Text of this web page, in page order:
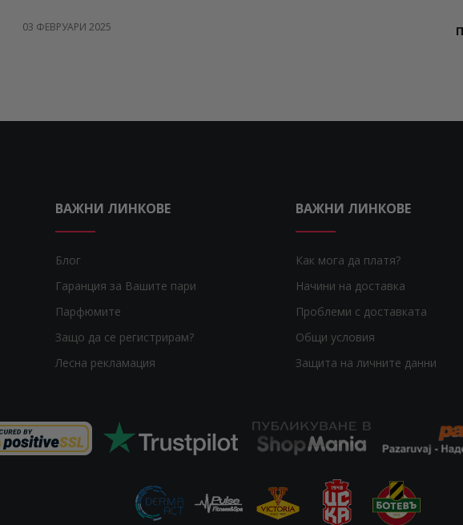
03 ФЕВРУАРИ 2025
ВАЖНИ ЛИНКОВЕ
Блог
Гаранция за Вашите пари
Парфюмите
Защо да се регистрирам?
Лесна рекламация
ВАЖНИ ЛИНКОВЕ
Как мога да платя?
Начини на доставка
Проблеми с доставката
Общи условия
Защита на личните данни